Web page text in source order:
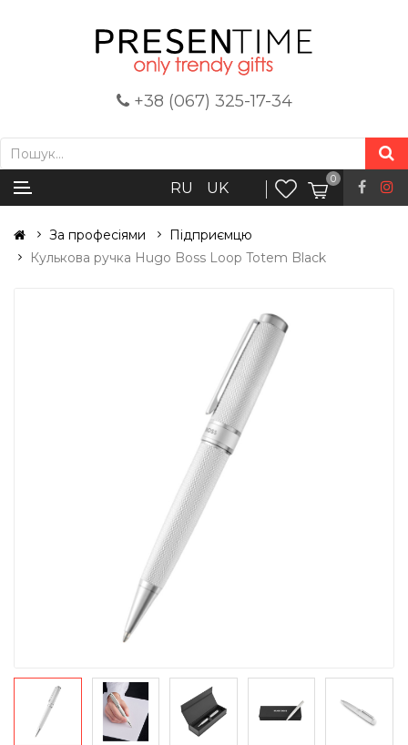
+38 (067) 325-17-34
RU UK
0
За професіями
Підприємцю
Кулькова ручка Hugo Boss Loop Totem Black